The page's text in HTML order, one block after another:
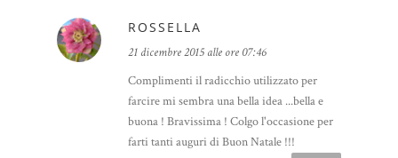
ROSSELLA
21 dicembre 2015 alle ore 07:46
Complimenti il radicchio utilizzato per
farcire mi sembra una bella idea ...bella e
buona ! Bravissima ! Colgo l'occasione per
farti tanti auguri di Buon Natale !!!